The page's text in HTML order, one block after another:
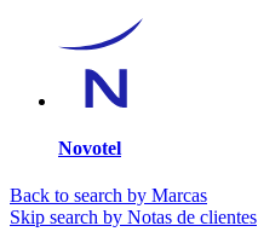
Novotel
Back to search by Marcas
Skip search by Notas de clientes